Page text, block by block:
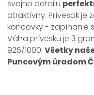
svojho detailu
atraktívny. Prívesok je
koncovky - zapínanie
Váha prívesku je 3
925/1000. Všetky
Puncovým úradom